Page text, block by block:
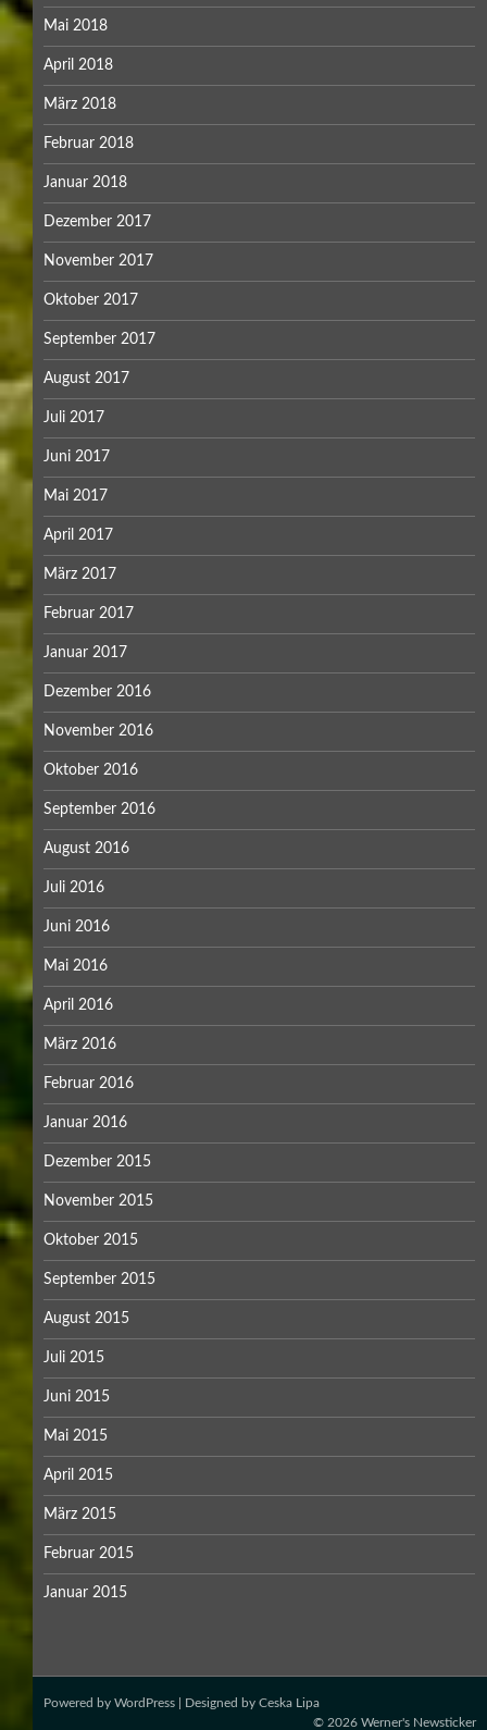
Mai 2018
April 2018
März 2018
Februar 2018
Januar 2018
Dezember 2017
November 2017
Oktober 2017
September 2017
August 2017
Juli 2017
Juni 2017
Mai 2017
April 2017
März 2017
Februar 2017
Januar 2017
Dezember 2016
November 2016
Oktober 2016
September 2016
August 2016
Juli 2016
Juni 2016
Mai 2016
April 2016
März 2016
Februar 2016
Januar 2016
Dezember 2015
November 2015
Oktober 2015
September 2015
August 2015
Juli 2015
Juni 2015
Mai 2015
April 2015
März 2015
Februar 2015
Januar 2015
Powered by WordPress | Designed by Ceska Lipa
© 2026 Werner's Newsticker